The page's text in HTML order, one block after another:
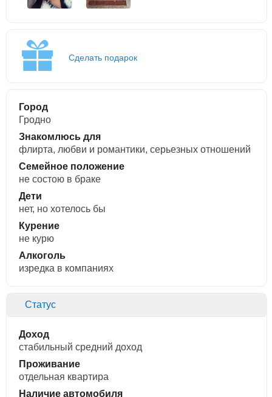
Сделать подарок
Город
Гродно
Знакомлюсь для
флирта, любви и романтики, cерьезных отношений
Семейное положение
не состою в браке
Дети
нет, но хотелось бы
Курение
не курю
Алкоголь
изредка в компаниях
Статус
Доход
стабильный средний доход
Проживание
отдельная квартира
Наличие автомобиля